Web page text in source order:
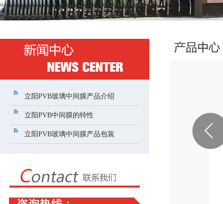
立阳PVB玻璃中间膜产品介绍
立阳PVB中间膜的特性
立阳PVB玻璃中间膜产品包装